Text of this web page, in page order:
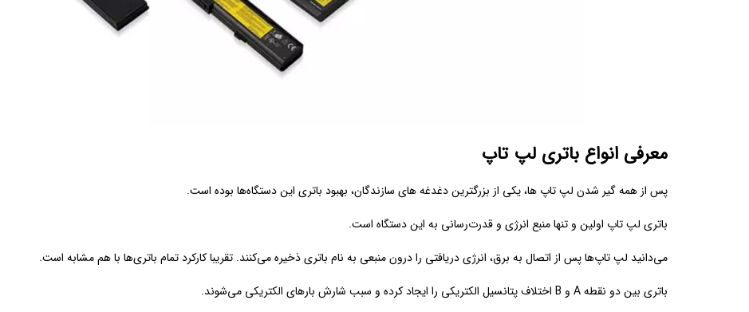
معرفی انواع باتری لپ تاپ
پس از همه گیر شدن لپ تاپ ها، یکی از بزرگترین دغدغه های سازندگان، بهبود باتری این دستگاه‌ها بوده است.
باتری لپ تاپ اولین و تنها منبع انرژی و قدرت‌رسانی به این دستگاه است.
می‌دانید لپ تاپ‌ها پس از اتصال به برق، انرژی دریافتی را درون منبعی به نام باتری ذخیره می‌کنند. تقریبا کارکرد تمام باتری‌ها با هم مشابه است.
باتری بین دو نقطه A و B اختلاف پتانسیل الکتریکی را ایجاد کرده و سبب شارش بار‌های الکتریکی می‌شوند.